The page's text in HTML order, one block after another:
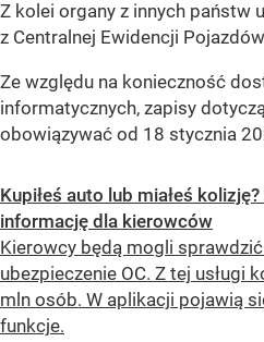
Z kolei organy z innych państw
z Centralnej Ewidencji
Ze względu na konieczność
informatycznych, zapisy
obowiązywać od 18 stycznia
Kupiłeś auto lub miałeś
informację dla kierowców
Kierowcy będą mogli
ubezpieczenie OC. Z tej usługi
mln osób. W aplikacji pojawią
funkcje.